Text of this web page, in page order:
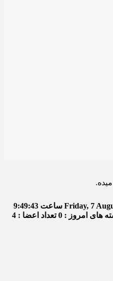
Friday, 7 ساعت 9:49:44
های امروز : 0
تعداد اعضا : 4